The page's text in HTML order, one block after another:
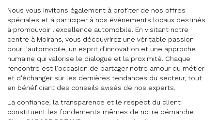
Nous vous invitons également à profiter de nos offres
spéciales et à participer à nos événements locaux destinés
à promouvoir l'excellence automobile. En visitant notre
centre à Moirans, vous découvrirez une véritable passion
pour l'automobile, un esprit d'innovation et une approche
humaine qui valorise le dialogue et la proximité. Chaque
rencontre est l'occasion de partager notre amour du métier
et d'échanger sur les dernières tendances du secteur, tout
en bénéficiant des conseils avisés de nos experts.
La confiance, la transparence et le respect du client
constituent les fondements mêmes de notre démarche.